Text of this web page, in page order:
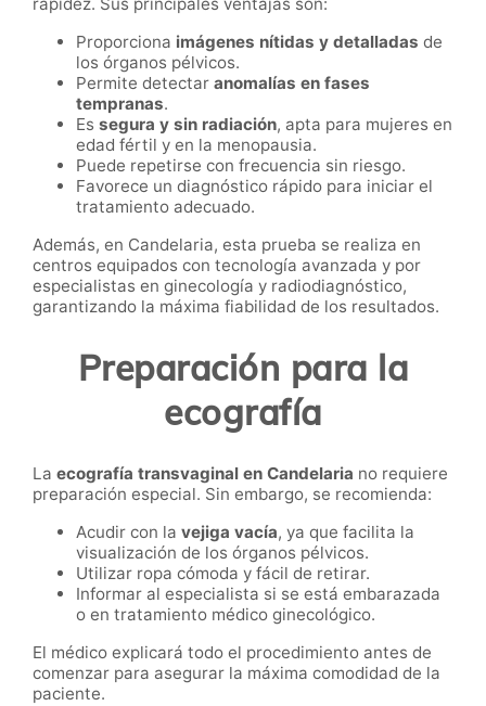
rapidez. Sus principales ventajas son:
Proporciona imágenes nítidas y detalladas de
los órganos pélvicos.
Permite detectar anomalías en fases
tempranas.
Es segura y sin radiación, apta para mujeres en
edad fértil y en la menopausia.
Puede repetirse con frecuencia sin riesgo.
Favorece un diagnóstico rápido para iniciar el
tratamiento adecuado.
Además, en Candelaria, esta prueba se realiza en
centros equipados con tecnología avanzada y por
especialistas en ginecología y radiodiagnóstico,
garantizando la máxima fiabilidad de los resultados.
Preparación para la
ecografía
La ecografía transvaginal en Candelaria no requiere
preparación especial. Sin embargo, se recomienda:
Acudir con la vejiga vacía, ya que facilita la
visualización de los órganos pélvicos.
Utilizar ropa cómoda y fácil de retirar.
Informar al especialista si se está embarazada
o en tratamiento médico ginecológico.
El médico explicará todo el procedimiento antes de
comenzar para asegurar la máxima comodidad de la
paciente.